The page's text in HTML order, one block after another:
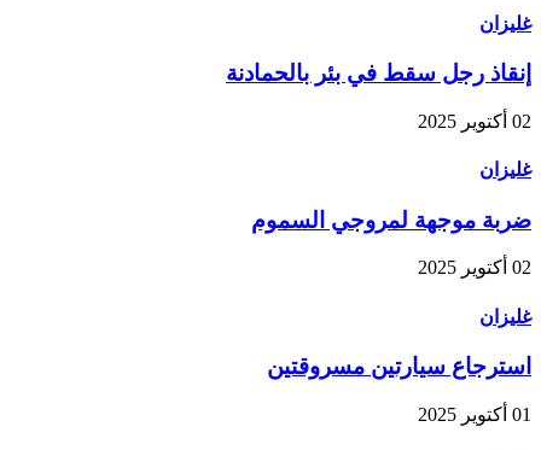
غليزان
إنقاذ رجل سقط في بئر بالحمادنة
02 أكتوير 2025
غليزان
ضربة موجهة لمروجي السموم
02 أكتوير 2025
غليزان
استرجاع سيارتين مسروقتين
01 أكتوير 2025